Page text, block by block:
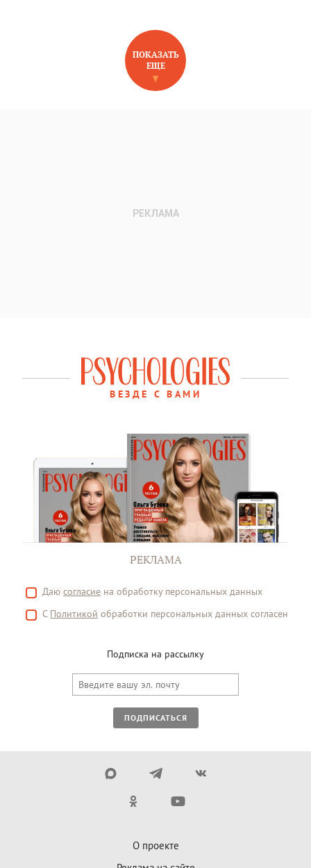
НОВОЕ НА САЙТЕ
ПОКАЗАТЬ
ЕЩЕ
ВЕЗДЕ С ВАМИ
РЕКЛАМА
Даю согласие на обработку персональных данных
С Политикой обработки персональных данных согласен
Подписка на рассылку
ПОДПИСАТЬСЯ
О проекте